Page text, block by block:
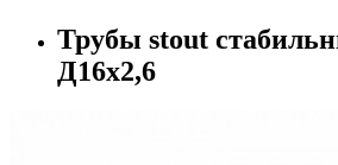
Трубы stout
Д16х2,6